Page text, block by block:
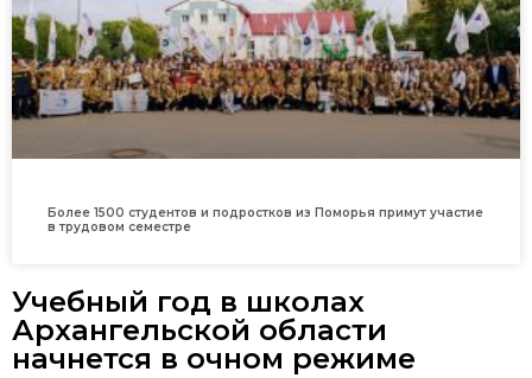
Более 1500 студентов и подростков из Поморья примут участие
в трудовом семестре
Учебный год в школах
Архангельской области
начнется в очном режиме